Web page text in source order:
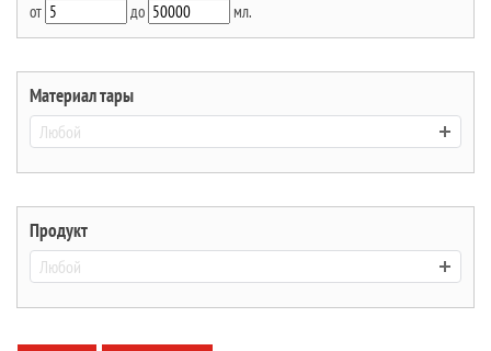
от до мл.
Материал тары
Любой
Продукт
Любой